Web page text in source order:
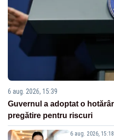
6 aug. 2026, 15:39
Guvernul a adoptat o
pregătire pentru riscuri
6 aug. 2026, 15:18